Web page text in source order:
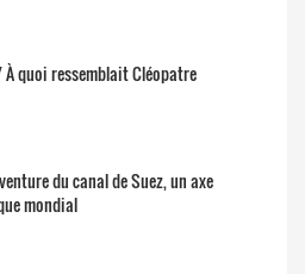
À quoi ressemblait Cléopatre
du canal de Suez, un axe
mondial